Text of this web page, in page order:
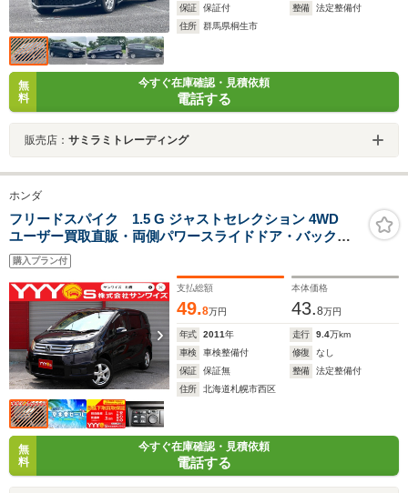
保証
保証付 整備
法定整備付
住所
群馬県桐生市
無
料
今すぐ在庫確認・見積依頼
電話する
販売店： サミラミトレーディング
ホンダ
フリードスパイク 1.5 G ジャストセレクション 4WD
ユーザー買取直販・両側パワースライドドア・バックカ
メラ・クルーズコントロール・ワンセグテレビ・純正ナ
ビ・エンジンスターター・オートエアコン・スマートキ
ー・横滑り防止機能・デアイサー・ETC
購入プラン付
支払総額
49.8万円
本体価格
43.8万円
年式 2011年 走行 9.4万km
車検
車検整備付 修復
なし
保証
保証無 整備
法定整備付
住所
北海道札幌市西区
無
料
今すぐ在庫確認・見積依頼
電話する